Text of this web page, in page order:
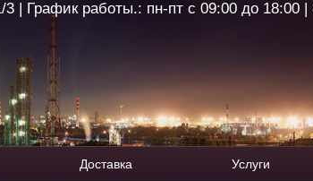
График работы.: пн-пт с 09:00 до 18:00 |
Доставка Услуги